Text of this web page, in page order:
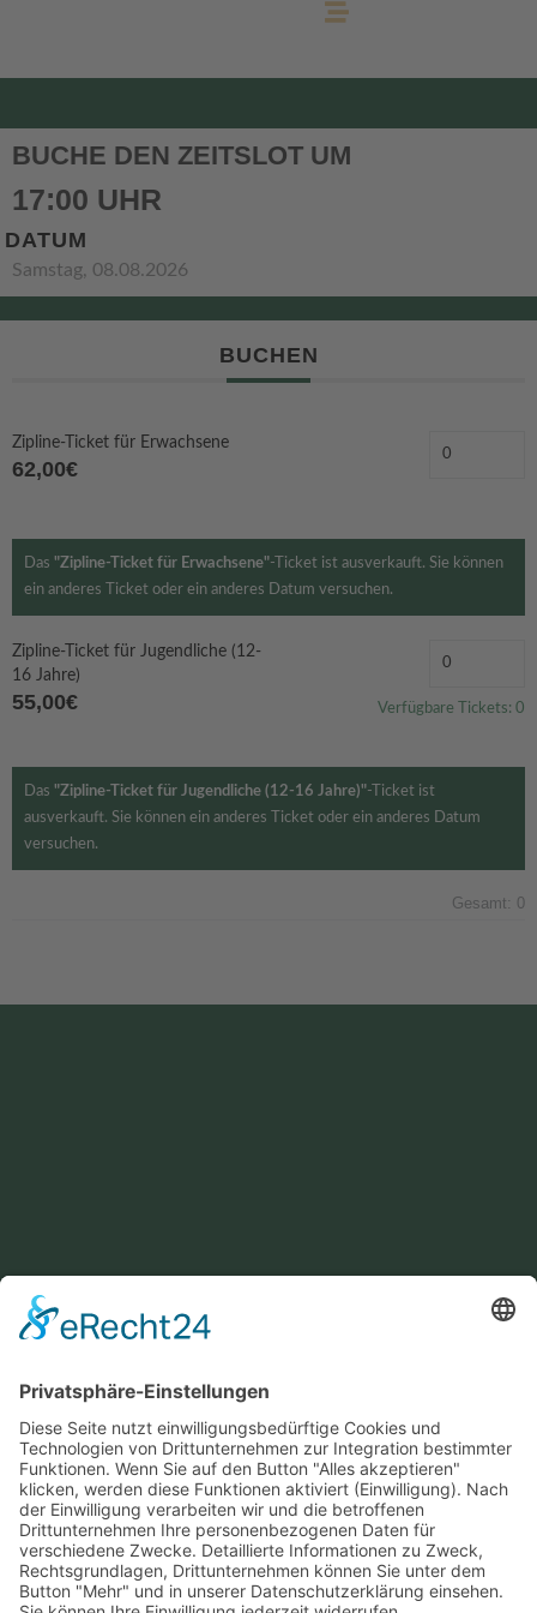
BUCHE DEN ZEITSLOT UM
17:00 UHR
DATUM
Samstag, 08.08.2026
BUCHEN
Zipline-Ticket für Erwachsene
62,00€
Das "Zipline-Ticket für Erwachsene"-Ticket ist ausverkauft. Sie können
ein anderes Ticket oder ein anderes Datum versuchen.
Zipline-Ticket für Jugendliche (12-
16 Jahre)
55,00€ Verfügbare Tickets: 0
Das "Zipline-Ticket für Jugendliche (12-16 Jahre)"-Ticket ist
ausverkauft. Sie können ein anderes Ticket oder ein anderes Datum
versuchen.
Gesamt: 0
Ein Produkt von SYNTURA - Emotion,
Spaß und Herausforderung
KONTAKT
+49 7422 240693